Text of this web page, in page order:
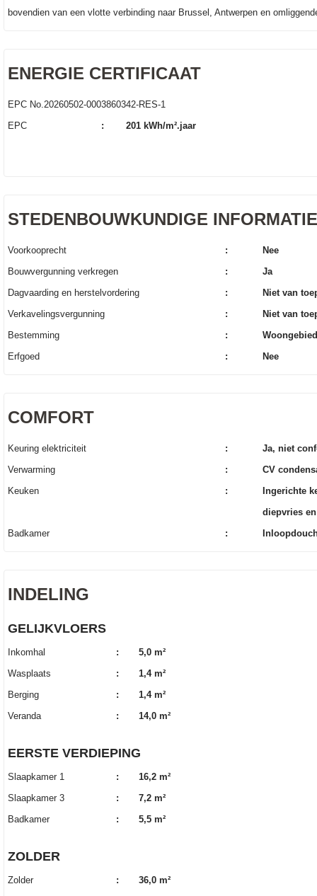
bovendien van een vlotte verbinding naar Brussel, Antwerpen en
ENERGIE CERTIFICAAT
EPC No.20260502-0003860342-RES-1
EPC
: 201 kWh/m².jaar
STEDENBOUWKUNDIGE INFORMATIE
Voorkooprecht :
Nee
Bouwvergunning verkregen
:
Ja
Dagvaarding en herstelvordering
:
Niet van
Verkavelingsvergunning
:
Niet van
Bestemming
:
Erfgoed
: Nee
COMFORT
Keuring elektriciteit :
Ja, niet
Verwarming
:
CV
Keuken
:
Ingerichte
diepvries
Badkamer
:
INDELING
GELIJKVLOERS
Inkomhal :
5,0 m²
Wasplaats
:
1,4 m²
Berging
:
1,4 m²
Veranda
: 14,0 m²
EERSTE VERDIEPING
Slaapkamer 1 :
16,2 m²
Slaapkamer 3
:
7,2 m²
Badkamer
: 5,5 m²
ZOLDER
Zolder : 36,0 m²